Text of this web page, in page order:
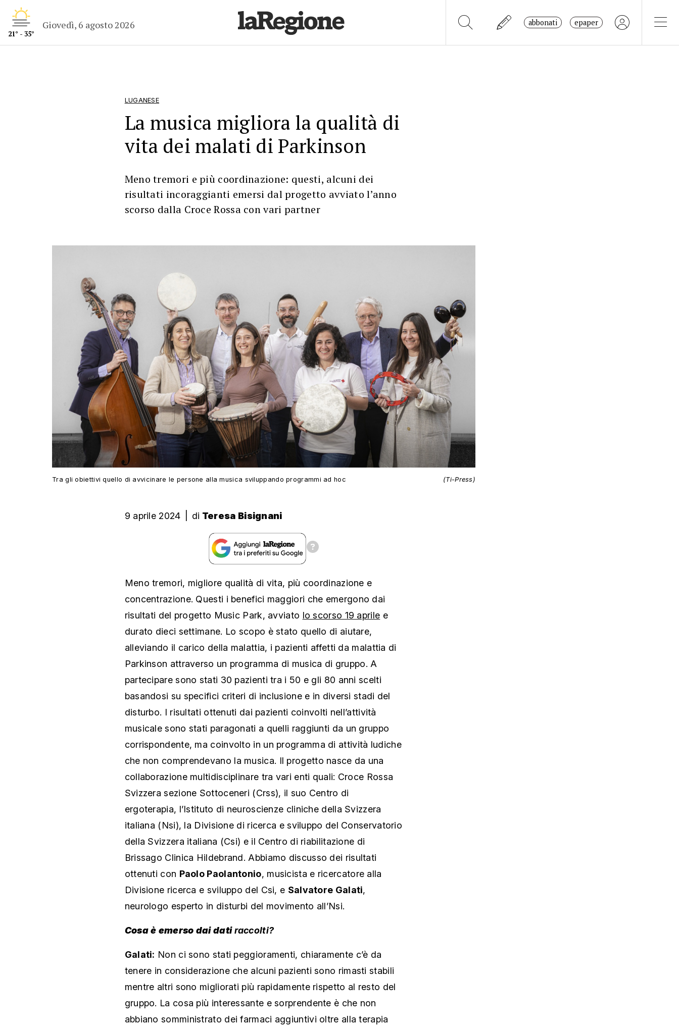
21° - 35°
Giovedì, 6 agosto 2026 abbonati epaper
LUGANESE
La musica migliora la qualità di
vita dei malati di Parkinson
Meno tremori e più coordinazione: questi, alcuni dei
risultati incoraggianti emersi dal progetto avviato l’anno
scorso dalla Croce Rossa con vari partner
Tra gli obiettivi quello di avvicinare le persone alla musica sviluppando programmi ad hoc (Ti-Press)
9 aprile 2024 di Teresa Bisignani
Meno tremori, migliore qualità di vita, più coordinazione e
concentrazione. Questi i benefici maggiori che emergono dai
risultati del progetto Music Park, avviato lo scorso 19 aprile e
durato dieci settimane. Lo scopo è stato quello di aiutare,
alleviando il carico della malattia, i pazienti affetti da malattia di
Parkinson attraverso un programma di musica di gruppo. A
partecipare sono stati 30 pazienti tra i 50 e gli 80 anni scelti
basandosi su specifici criteri di inclusione e in diversi stadi del
disturbo. I risultati ottenuti dai pazienti coinvolti nell’attività
musicale sono stati paragonati a quelli raggiunti da un gruppo
corrispondente, ma coinvolto in un programma di attività ludiche
che non comprendevano la musica. Il progetto nasce da una
collaborazione multidisciplinare tra vari enti quali: Croce Rossa
Svizzera sezione Sottoceneri (Crss), il suo Centro di
ergoterapia, l’Istituto di neuroscienze cliniche della Svizzera
italiana (Nsi), la Divisione di ricerca e sviluppo del Conservatorio
della Svizzera italiana (Csi) e il Centro di riabilitazione di
Brissago Clinica Hildebrand. Abbiamo discusso dei risultati
ottenuti con Paolo Paolantonio, musicista e ricercatore alla
Divisione ricerca e sviluppo del Csi, e Salvatore Galati,
neurologo esperto in disturbi del movimento all’Nsi.
Cosa è emerso dai datiraccolti?
Galati: Non ci sono stati peggioramenti, chiaramente c’è da
tenere in considerazione che alcuni pazienti sono rimasti stabili
mentre altri sono migliorati più rapidamente rispetto al resto del
gruppo. La cosa più interessante e sorprendente è che non
abbiano somministrato dei farmaci aggiuntivi oltre alla terapia